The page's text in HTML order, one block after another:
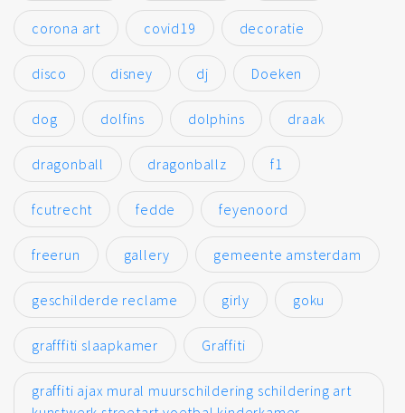
corona art covid19 decoratie
disco disney dj Doeken
dog dolfins dolphins draak
dragonball dragonballz f1
fcutrecht fedde feyenoord
freerun gallery gemeente amsterdam
geschilderde reclame girly goku
grafffiti slaapkamer Graffiti
graffiti ajax mural muurschildering schildering art